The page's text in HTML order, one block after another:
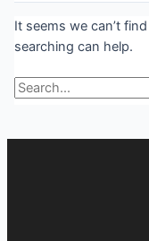
It seems we can’t
searching can help.